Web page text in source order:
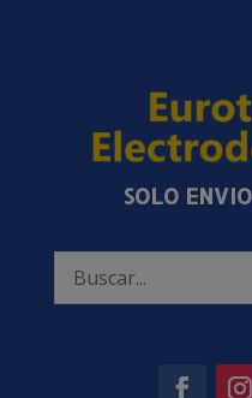
SOLO